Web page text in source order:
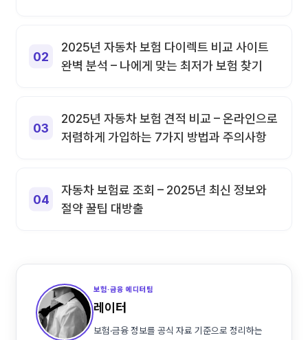
2025년 자동차 보험 다이렉트 비교 사이트
완벽 분석 – 나에게 맞는 최저가 보험 찾기
2025년 자동차 보험 견적 비교 – 온라인으로
저렴하게 가입하는 7가지 방법과 주의사항
자동차 보험료 조회 – 2025년 최신 정보와
절약 꿀팁 대방출
보험·금융 에디터팀
레이터
보험·금융 정보를 공식 자료 기준으로 정리하는